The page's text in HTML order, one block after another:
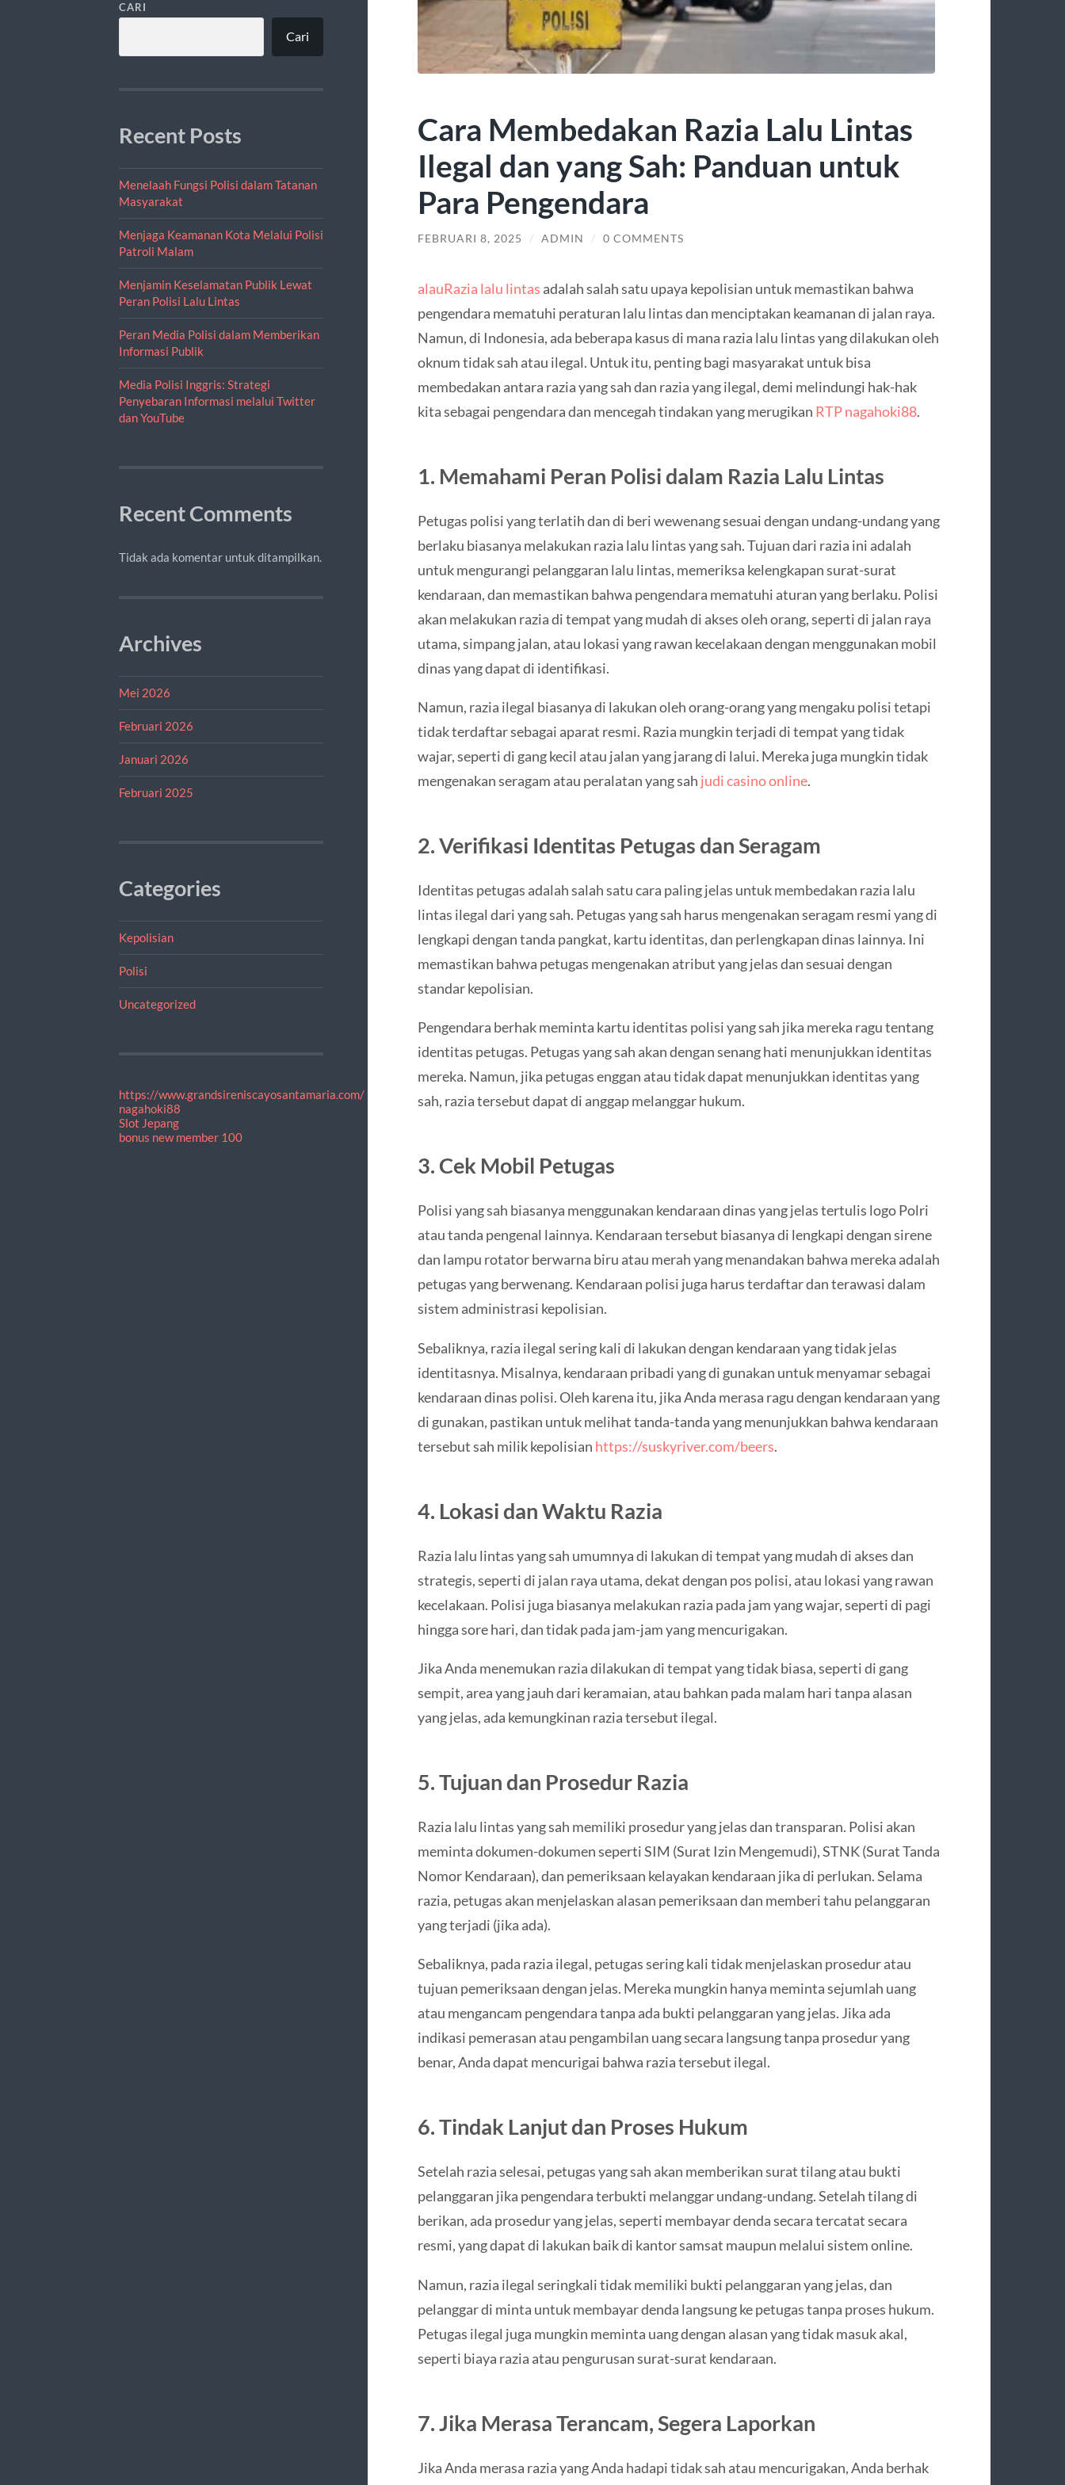
CARI
Cari
Recent Posts
Menelaah Fungsi Polisi dalam Tatanan
Masyarakat
Menjaga Keamanan Kota Melalui Polisi
Patroli Malam
Menjamin Keselamatan Publik Lewat
Peran Polisi Lalu Lintas
Peran Media Polisi dalam Memberikan
Informasi Publik
Media Polisi Inggris: Strategi
Penyebaran Informasi melalui Twitter
dan YouTube
Recent Comments
Tidak ada komentar untuk ditampilkan.
Archives
Mei 2026
Februari 2026
Januari 2026
Februari 2025
Categories
Kepolisian
Polisi
Uncategorized
https://www.grandsireniscayosantamaria.com/
nagahoki88
Slot Jepang
bonus new member 100
Cara Membedakan Razia Lalu Lintas
Ilegal dan yang Sah: Panduan untuk
Para Pengendara
FEBRUARI 8, 2025 / ADMIN / 0 COMMENTS
alauRazia lalu lintas adalah salah satu upaya kepolisian untuk memastikan bahwa
pengendara mematuhi peraturan lalu lintas dan menciptakan keamanan di jalan raya.
Namun, di Indonesia, ada beberapa kasus di mana razia lalu lintas yang dilakukan oleh
oknum tidak sah atau ilegal. Untuk itu, penting bagi masyarakat untuk bisa
membedakan antara razia yang sah dan razia yang ilegal, demi melindungi hak-hak
kita sebagai pengendara dan mencegah tindakan yang merugikan RTP nagahoki88.
1. Memahami Peran Polisi dalam Razia Lalu Lintas
Petugas polisi yang terlatih dan di beri wewenang sesuai dengan undang-undang yang
berlaku biasanya melakukan razia lalu lintas yang sah. Tujuan dari razia ini adalah
untuk mengurangi pelanggaran lalu lintas, memeriksa kelengkapan surat-surat
kendaraan, dan memastikan bahwa pengendara mematuhi aturan yang berlaku. Polisi
akan melakukan razia di tempat yang mudah di akses oleh orang, seperti di jalan raya
utama, simpang jalan, atau lokasi yang rawan kecelakaan dengan menggunakan mobil
dinas yang dapat di identifikasi.
Namun, razia ilegal biasanya di lakukan oleh orang-orang yang mengaku polisi tetapi
tidak terdaftar sebagai aparat resmi. Razia mungkin terjadi di tempat yang tidak
wajar, seperti di gang kecil atau jalan yang jarang di lalui. Mereka juga mungkin tidak
mengenakan seragam atau peralatan yang sah judi casino online.
2. Verifikasi Identitas Petugas dan Seragam
Identitas petugas adalah salah satu cara paling jelas untuk membedakan razia lalu
lintas ilegal dari yang sah. Petugas yang sah harus mengenakan seragam resmi yang di
lengkapi dengan tanda pangkat, kartu identitas, dan perlengkapan dinas lainnya. Ini
memastikan bahwa petugas mengenakan atribut yang jelas dan sesuai dengan
standar kepolisian.
Pengendara berhak meminta kartu identitas polisi yang sah jika mereka ragu tentang
identitas petugas. Petugas yang sah akan dengan senang hati menunjukkan identitas
mereka. Namun, jika petugas enggan atau tidak dapat menunjukkan identitas yang
sah, razia tersebut dapat di anggap melanggar hukum.
3. Cek Mobil Petugas
Polisi yang sah biasanya menggunakan kendaraan dinas yang jelas tertulis logo Polri
atau tanda pengenal lainnya. Kendaraan tersebut biasanya di lengkapi dengan sirene
dan lampu rotator berwarna biru atau merah yang menandakan bahwa mereka adalah
petugas yang berwenang. Kendaraan polisi juga harus terdaftar dan terawasi dalam
sistem administrasi kepolisian.
Sebaliknya, razia ilegal sering kali di lakukan dengan kendaraan yang tidak jelas
identitasnya. Misalnya, kendaraan pribadi yang di gunakan untuk menyamar sebagai
kendaraan dinas polisi. Oleh karena itu, jika Anda merasa ragu dengan kendaraan yang
di gunakan, pastikan untuk melihat tanda-tanda yang menunjukkan bahwa kendaraan
tersebut sah milik kepolisian https://suskyriver.com/beers.
4. Lokasi dan Waktu Razia
Razia lalu lintas yang sah umumnya di lakukan di tempat yang mudah di akses dan
strategis, seperti di jalan raya utama, dekat dengan pos polisi, atau lokasi yang rawan
kecelakaan. Polisi juga biasanya melakukan razia pada jam yang wajar, seperti di pagi
hingga sore hari, dan tidak pada jam-jam yang mencurigakan.
Jika Anda menemukan razia dilakukan di tempat yang tidak biasa, seperti di gang
sempit, area yang jauh dari keramaian, atau bahkan pada malam hari tanpa alasan
yang jelas, ada kemungkinan razia tersebut ilegal.
5. Tujuan dan Prosedur Razia
Razia lalu lintas yang sah memiliki prosedur yang jelas dan transparan. Polisi akan
meminta dokumen-dokumen seperti SIM (Surat Izin Mengemudi), STNK (Surat Tanda
Nomor Kendaraan), dan pemeriksaan kelayakan kendaraan jika di perlukan. Selama
razia, petugas akan menjelaskan alasan pemeriksaan dan memberi tahu pelanggaran
yang terjadi (jika ada).
Sebaliknya, pada razia ilegal, petugas sering kali tidak menjelaskan prosedur atau
tujuan pemeriksaan dengan jelas. Mereka mungkin hanya meminta sejumlah uang
atau mengancam pengendara tanpa ada bukti pelanggaran yang jelas. Jika ada
indikasi pemerasan atau pengambilan uang secara langsung tanpa prosedur yang
benar, Anda dapat mencurigai bahwa razia tersebut ilegal.
6. Tindak Lanjut dan Proses Hukum
Setelah razia selesai, petugas yang sah akan memberikan surat tilang atau bukti
pelanggaran jika pengendara terbukti melanggar undang-undang. Setelah tilang di
berikan, ada prosedur yang jelas, seperti membayar denda secara tercatat secara
resmi, yang dapat di lakukan baik di kantor samsat maupun melalui sistem online.
Namun, razia ilegal seringkali tidak memiliki bukti pelanggaran yang jelas, dan
pelanggar di minta untuk membayar denda langsung ke petugas tanpa proses hukum.
Petugas ilegal juga mungkin meminta uang dengan alasan yang tidak masuk akal,
seperti biaya razia atau pengurusan surat-surat kendaraan.
7. Jika Merasa Terancam, Segera Laporkan
Jika Anda merasa razia yang Anda hadapi tidak sah atau mencurigakan, Anda berhak